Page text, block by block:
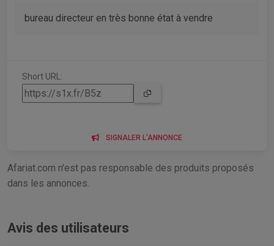
bureau directeur en très bonne état à vendre
Short URL:
SIGNALER L'ANNONCE
Afariat.com n'est pas responsable des produits proposés
dans les annonces.
Avis des utilisateurs